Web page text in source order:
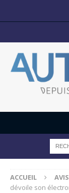
ACCUEIL
dévoile son